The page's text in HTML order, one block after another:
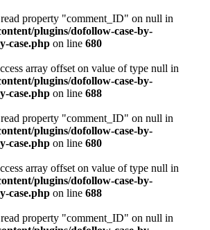
property "comment_ID" on null in
plugins/dofollow-case-by-
case.php on line 680
array offset on value of type null in
plugins/dofollow-case-by-
case.php on line 688
property "comment_ID" on null in
plugins/dofollow-case-by-
case.php on line 680
array offset on value of type null in
plugins/dofollow-case-by-
case.php on line 688
property "comment_ID" on null in